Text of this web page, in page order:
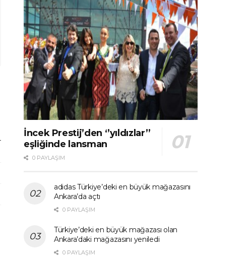
İncek Prestij’den ‘’yıldızlar’’
eşliğinde lansman
0 PAYLAŞIM
adidas Türkiye’deki en büyük mağazasını
Ankara’da açtı
0 PAYLAŞIM
Türkiye’deki en büyük mağazası olan
Ankara’daki mağazasını yeniledi
0 PAYLAŞIM